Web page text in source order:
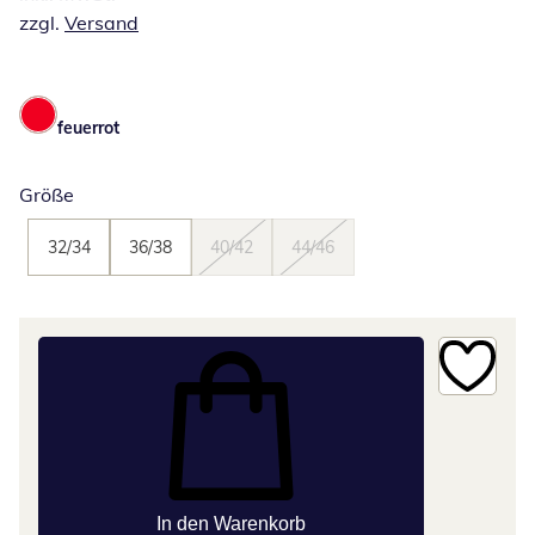
zzgl. Versand
feuerrot
Größe
32/34 36/38 40/42 44/46
In den Warenkorb